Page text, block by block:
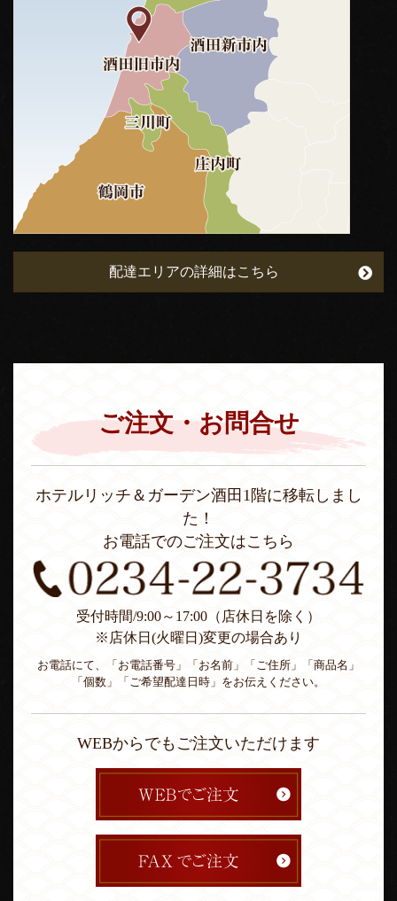
配達エリアの詳細はこちら
ご注文・お問合せ
ホテルリッチ＆ガーデン酒田1階に移転しまし
た！
お電話でのご注文はこちら
受付時間/9:00～17:00（店休日を除く）
※店休日(火曜日)変更の場合あり
お電話にて、「お電話番号」「お名前」「ご住所」「商品名」
「個数」「ご希望配達日時」をお伝えください。
WEBからでもご注文いただけます